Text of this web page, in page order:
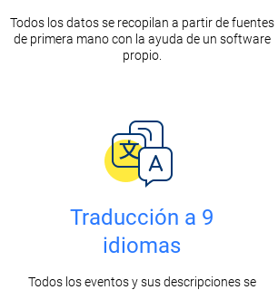
Todos los datos se recopilan a partir de fuentes
de primera mano con la ayuda de un software
propio.
Traducción a 9
idiomas
Todos los eventos y sus descripciones se